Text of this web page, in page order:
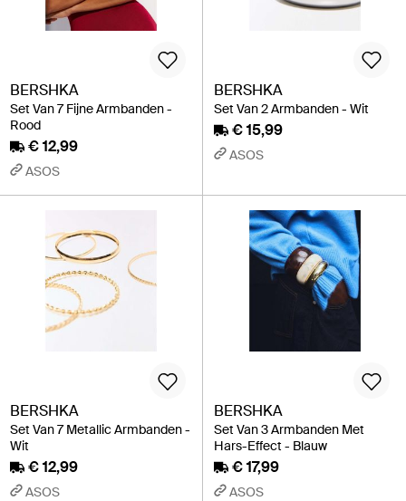
BERSHKA
Set Van 7 Fijne Armbanden -
Rood
€ 12,99
ASOS
BERSHKA
Set Van 2 Armbanden - Wit
€ 15,99
ASOS
BERSHKA
Set Van 7 Metallic Armbanden -
Wit
€ 12,99
ASOS
BERSHKA
Set Van 3 Armbanden Met
Hars-Effect - Blauw
€ 17,99
ASOS